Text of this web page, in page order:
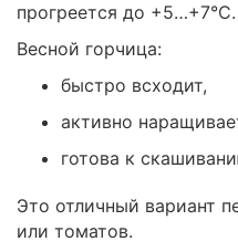
прогреется до +5…+7°C.
Весной горчица:
быстро всходит,
активно
готова к
Это отличный вариант
или томатов.